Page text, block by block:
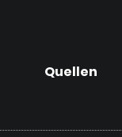
Quellen